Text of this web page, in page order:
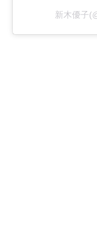
新木優子